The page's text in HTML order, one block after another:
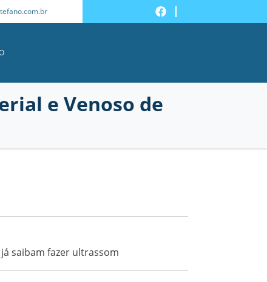
e Venoso de
saibam fazer ultrassom